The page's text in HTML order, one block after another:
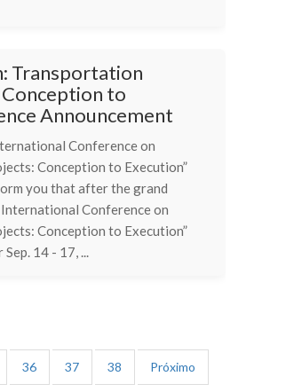
Transportation
to
Announcement
Conference on
Conception to Execution”
you that after the grand
Conference on
Conception to Execution”
14 - 17, ...
36 37 38 Próximo